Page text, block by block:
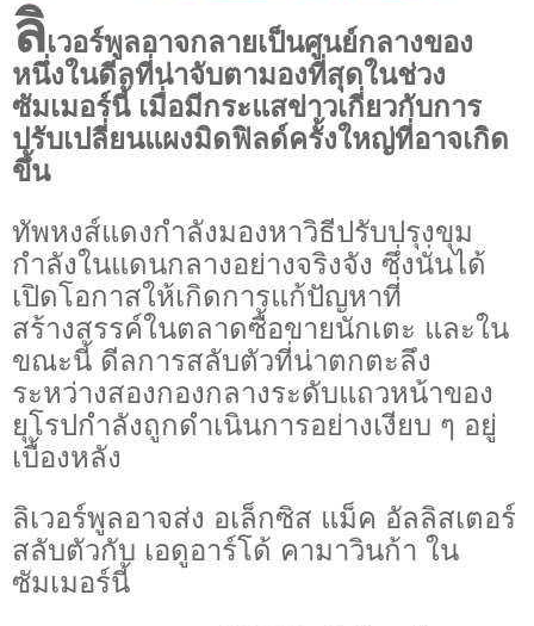
ลิเวอร์พูลอาจกลายเป็นศูนย์กลางของ
หนึ่งในดีลที่น่าจับตามองที่สุดในช่วง
ซัมเมอร์นี้ เมื่อมีกระแสข่าวเกี่ยวกับการ
ปรับเปลี่ยนแผงมิดฟิลด์ครั้งใหญ่ที่อาจเกิด
ขึ้น
ทัพหงส์แดงกำลังมองหาวิธีปรับปรุงขุม
กำลังในแดนกลางอย่างจริงจัง ซึ่งนั่นได้
เปิดโอกาสให้เกิดการแก้ปัญหาที่
สร้างสรรค์ในตลาดซื้อขายนักเตะ และใน
ขณะนี้ ดีลการสลับตัวที่น่าตกตะลึง
ระหว่างสองกองกลางระดับแถวหน้าของ
ยุโรปกำลังถูกดำเนินการอย่างเงียบ ๆ อยู่
เบื้องหลัง
ลิเวอร์พูลอาจส่ง อเล็กซิส แม็ค อัลลิสเตอร์
สลับตัวกับ เอดูอาร์โด้ คามาวินก้า ใน
ซัมเมอร์นี้